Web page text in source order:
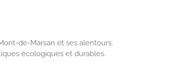
de-Marsan et ses alentours.
écologiques et durables.